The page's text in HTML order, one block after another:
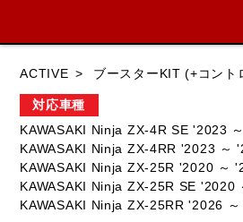
HONDA YAMAHA
KAWASAKI BMW
ACTIVE ブースターKIT (+コント
対応車種
KAWASAKI Ninja ZX-4R SE '2023
KAWASAKI Ninja ZX-4RR '2023 ～
KAWASAKI Ninja ZX-25R '2020 ～
KAWASAKI Ninja ZX-25R SE '2020
KAWASAKI Ninja ZX-25RR '2026